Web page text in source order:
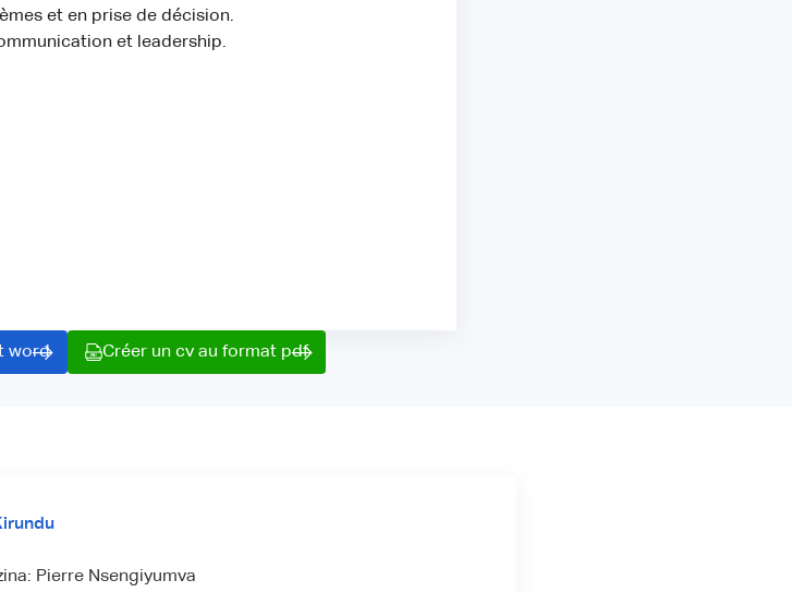
et en prise de décision.
et leadership.
word Créer un cv au format pdf
Pierre Nsengiyumva